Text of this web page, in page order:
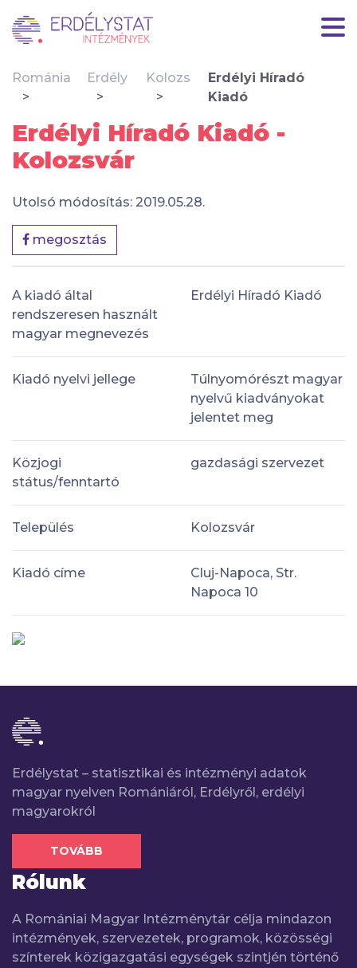
Románia Erdély Kolozs
Erdélyi Híradó
Kiadó
Erdélyi Híradó Kiadó -
Kolozsvár
Utolsó módosítás: 2019.05.28.
megosztás
A kiadó által
rendszeresen használt
magyar megnevezés
Erdélyi Híradó Kiadó
Kiadó nyelvi jellege
Túlnyomórészt magyar
nyelvű kiadványokat
jelentet meg
Közjogi
státus/fenntartó
gazdasági szervezet
Település Kolozsvár
Kiadó címe
Cluj-Napoca, Str.
Napoca 10
Erdélystat – statisztikai és intézményi adatok
magyar nyelven Romániáról, Erdélyről, erdélyi
magyarokról
TOVÁBB
Rólunk
A Romániai Magyar Intézménytár célja mindazon
intézmények, szervezetek, programok, közösségi
színterek közigazgatási egységek szintjén történő